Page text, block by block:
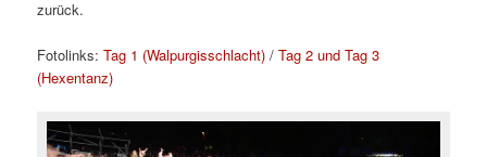
zurück.
Fotolinks:Tag 1 (Walpurgisschlacht) /Tag 2 und Tag 3
(Hexentanz)